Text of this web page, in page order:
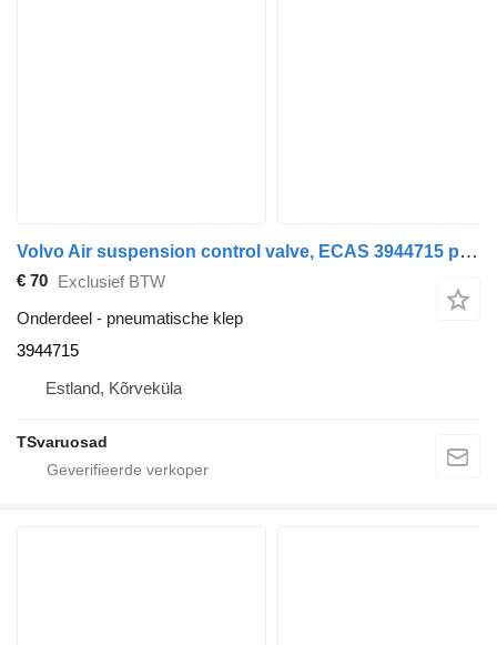
Volvo Air suspension control valve, ECAS 3944715 pneumatische klep voor Volvo FM9 trekker
€ 70 Exclusief BTW
Onderdeel - pneumatische klep
3944715
Estland, Kõrveküla
TSvaruosad